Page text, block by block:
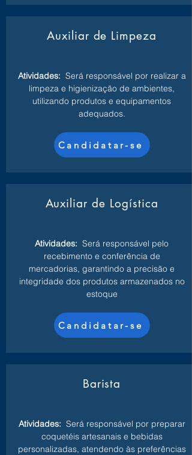
Auxiliar de Limpeza
Atividades: Será responsável por realizar a
limpeza e higienização de ambientes,
utilizando produtos e equipamentos
adequados.
Candidatar-se
Auxiliar de Logística
Atividades: Será responsável pelo
recebimento e conferência de
mercadorias, garantindo a precisão e
integridade dos produtos armazenados no
estoque
Candidatar-se
Barista
Atividades: Será responsável por preparar
coquetéis artesanais e bebidas
personalizadas, atendendo às preferências